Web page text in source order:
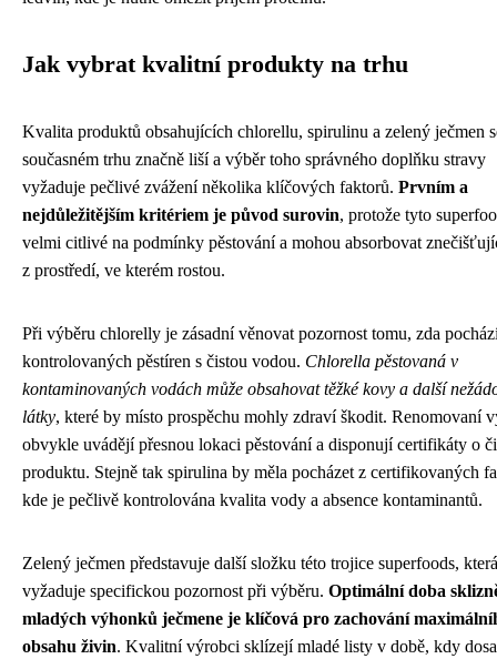
Jak vybrat kvalitní produkty na trhu
Kvalita produktů obsahujících chlorellu, spirulinu a zelený ječmen
současném trhu značně liší a výběr toho správného doplňku stravy
vyžaduje pečlivé zvážení několika klíčových faktorů. Prvním a
nejdůležitějším kritériem je původ surovin, protože tyto
velmi citlivé na podmínky pěstování a mohou absorbovat
z prostředí, ve kterém rostou.
Při výběru chlorelly je zásadní věnovat pozornost tomu, zda
kontrolovaných pěstíren s čistou vodou. Chlorella pěstovaná v
kontaminovaných vodách může obsahovat těžké kovy a další
látky, které by místo prospěchu mohly zdraví škodit. Renomovaní
obvykle uvádějí přesnou lokaci pěstování a disponují certifikáty o
produktu. Stejně tak spirulina by měla pocházet z certifikovaných
kde je pečlivě kontrolována kvalita vody a absence kontaminantů.
Zelený ječmen představuje další složku této trojice superfoods, která
vyžaduje specifickou pozornost při výběru. Optimální doba
mladých výhonků ječmene je klíčová pro zachování
obsahu živin. Kvalitní výrobci sklízejí mladé listy v době, kdy